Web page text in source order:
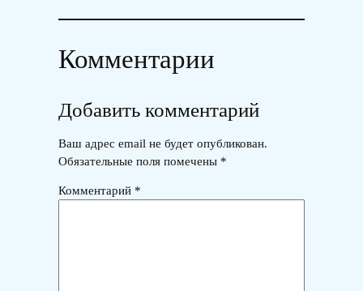
Комментарии
Добавить комментарий
Ваш адрес email не будет опубликован.
Обязательные поля помечены *
Комментарий *